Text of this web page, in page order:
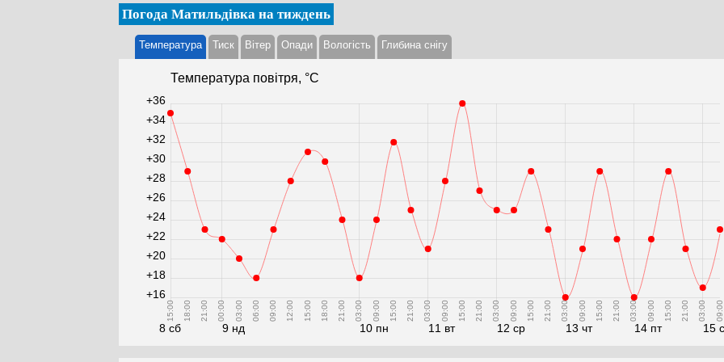
Погода Матильдівка на тиждень
Температура Тиск Вітер Опади Вологість Глибина снігу
Температура повітря, °С
8 сб
15:00 18:00 21:00
9 нд
00:00 03:00 06:00 09:00 12:00 15:00 18:00 21:00
10 пн
03:00 09:00 15:00 21:00
11 вт
03:00 09:00 15:00 21:00
12 ср
03:00 09:00 15:00 21:00
13 чт
03:00 09:00 15:00 21:00
14 пт
03:00 09:00 15:00 21:00
15
03:00 09:00
+16
+18
+20
+22
+24
+26
+28
+30
+32
+34
+36